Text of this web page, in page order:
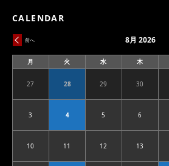
CALENDAR
前へ 8月 2026
月
曜
火
曜
水
曜
木
曜
272026.07.27 282026.07.28 292026.07.29 302026.07.30
32026.08.03 42026.08.04 52026.08.05 62026.08.06
102026.08.10 112026.08.11 122026.08.12 132026.08.13